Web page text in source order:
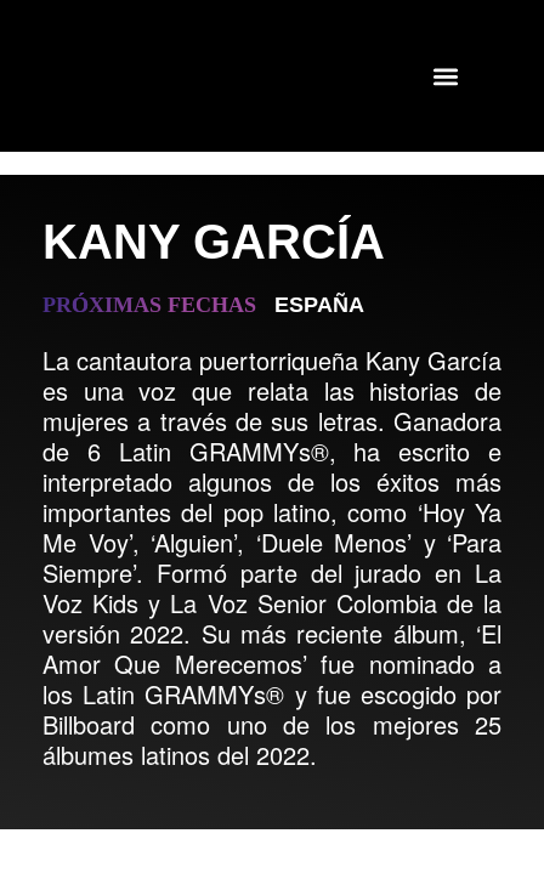
KANY GARCÍA
PRÓXIMAS FECHAS ESPAÑA
La cantautora puertorriqueña Kany García
es una voz que relata las historias de
mujeres a través de sus letras. Ganadora
de 6 Latin GRAMMYs®, ha escrito e
interpretado algunos de los éxitos más
importantes del pop latino, como ‘Hoy Ya
Me Voy’, ‘Alguien’, ‘Duele Menos’ y ‘Para
Siempre’. Formó parte del jurado en La
Voz Kids y La Voz Senior Colombia de la
versión 2022. Su más reciente álbum, ‘El
Amor Que Merecemos’ fue nominado a
los Latin GRAMMYs® y fue escogido por
Billboard como uno de los mejores 25
álbumes latinos del 2022.